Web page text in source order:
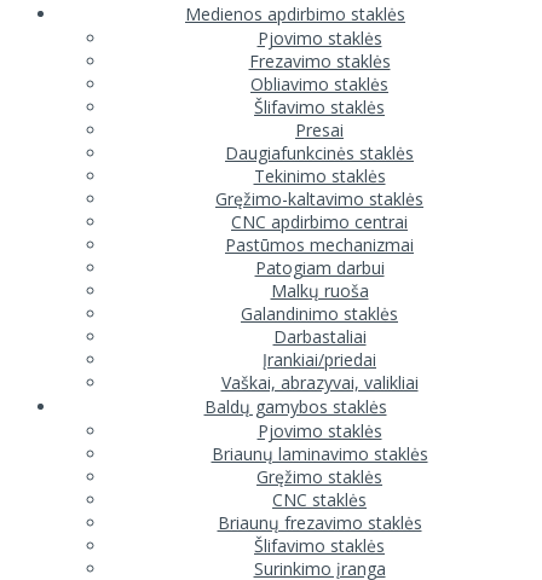
Medienos apdirbimo staklės
Pjovimo staklės
Frezavimo staklės
Obliavimo staklės
Šlifavimo staklės
Presai
Daugiafunkcinės staklės
Tekinimo staklės
Gręžimo-kaltavimo staklės
CNC apdirbimo centrai
Pastūmos mechanizmai
Patogiam darbui
Malkų ruoša
Galandinimo staklės
Darbastaliai
Įrankiai/priedai
Vaškai, abrazyvai, valikliai
Baldų gamybos staklės
Pjovimo staklės
Briaunų laminavimo staklės
Gręžimo staklės
CNC staklės
Briaunų frezavimo staklės
Šlifavimo staklės
Surinkimo įranga